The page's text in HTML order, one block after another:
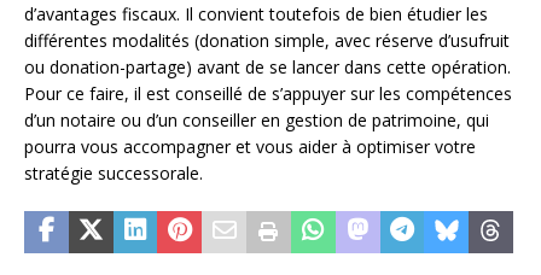
d’avantages fiscaux. Il convient toutefois de bien étudier les
différentes modalités (donation simple, avec réserve d’usufruit
ou donation-partage) avant de se lancer dans cette opération.
Pour ce faire, il est conseillé de s’appuyer sur les compétences
d’un notaire ou d’un conseiller en gestion de patrimoine, qui
pourra vous accompagner et vous aider à optimiser votre
stratégie successorale.